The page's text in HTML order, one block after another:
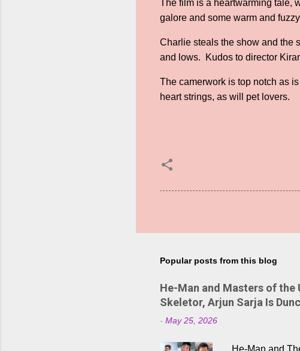
The film is a heartwarming tale,
galore and some warm and
Charlie steals the show and the
and lows. Kudos to director
The camerwork is top notch as
heart strings, as will pet lovers.
Popular posts from this blog
He-Man and Masters of the
Skeletor, Arjun Sarja Is
- May 25, 2026
He-Man and